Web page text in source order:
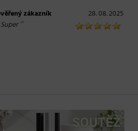
zákazník 28. 08. 2025
Super“